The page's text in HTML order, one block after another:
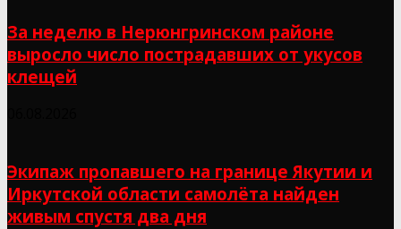
За неделю в Нерюнгринском районе
выросло число пострадавших от укусов
клещей
Экипаж пропавшего на границе Якутии и
Иркутской области самолёта найден
живым спустя два дня